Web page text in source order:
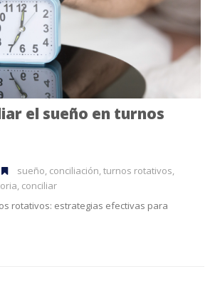
el sueño en turnos
sueño, conciliación, turnos rotativos,
conciliar
rotativos: estrategias efectivas para